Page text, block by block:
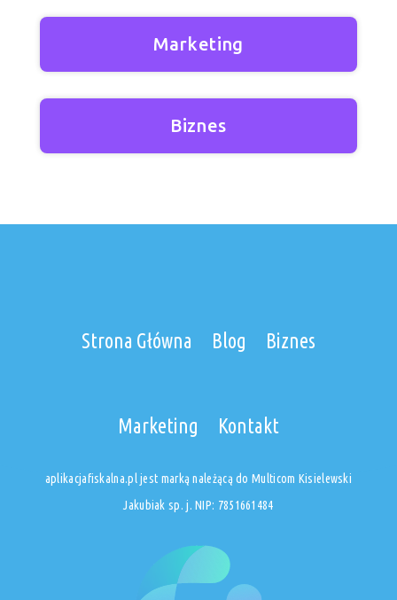
Marketing
Biznes
Strona Główna Blog Biznes
Marketing Kontakt
aplikacjafiskalna.pl jest marką należącą do Multicom Kisielewski
Jakubiak sp. j. NIP: 7851661484